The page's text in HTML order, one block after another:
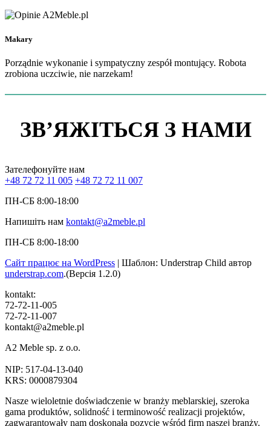
Makary
Porządnie wykonanie i sympatyczny zespół montujący. Robota
zrobiona uczciwie, nie narzekam!
ЗВ’ЯЖІТЬСЯ З НАМИ
Зателефонуйте нам
+48 72 72 11 005 +48 72 72 11 007
ПН-СБ 8:00-18:00
Напишіть нам kontakt@a2meble.pl
ПН-СБ 8:00-18:00
Сайт працює на WordPress | Шаблон: Understrap Child автор
understrap.com.(Версія 1.2.0)
kontakt:
72-72-11-005
72-72-11-007
kontakt@a2meble.pl
A2 Meble sp. z o.o.
NIP: 517-04-13-040
KRS: 0000879304
Nasze wieloletnie doświadczenie w branży meblarskiej, szeroka
gama produktów, solidność i terminowość realizacji projektów,
zagwarantowały nam doskonałą pozycję wśród firm naszej branży.